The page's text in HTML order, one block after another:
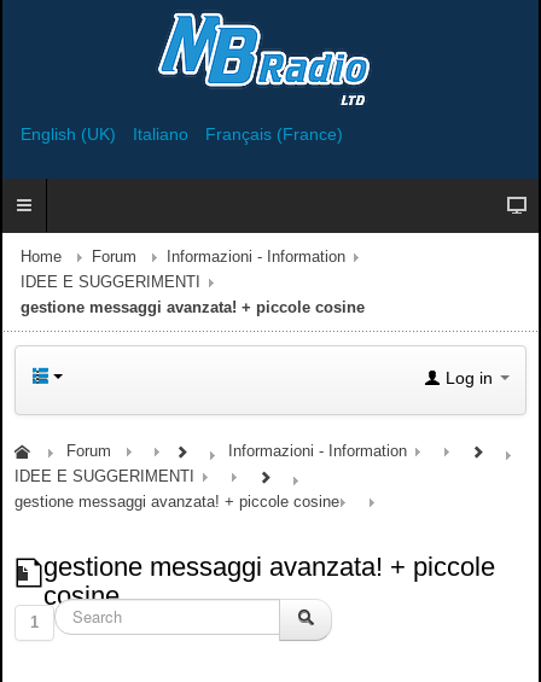
English (UK) Italiano Français (France)
Home Forum
Informazioni - Information
IDEE E SUGGERIMENTI
gestione messaggi avanzata! + piccole cosine
Log in
Forum
Informazioni - Information
IDEE E SUGGERIMENTI
gestione messaggi avanzata! + piccole cosine
gestione messaggi avanzata! + piccole
cosine
1